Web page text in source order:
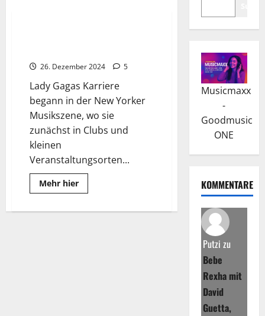
26. Dezember 2024 5
Lady Gagas Karriere
begann in der New Yorker
Musikszene, wo sie
zunächst in Clubs und
kleinen
Veranstaltungsorten...
Mehr hierRead
more
Gaga:
Musicmaxx
-
Goodmusic
ONE
KOMMENTARE
Putzi zu
Bebe
Rexha mit
David
Guetta,